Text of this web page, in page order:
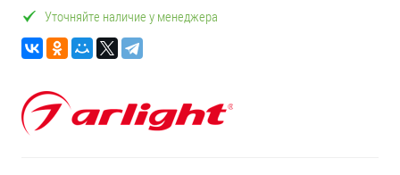
Уточняйте наличие у менеджера